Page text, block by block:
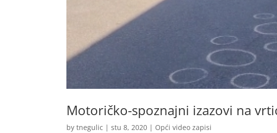
Motoričko-spoznajni izazovi na
bytnegulic |stu 8, 2020 | Opći video zapisi